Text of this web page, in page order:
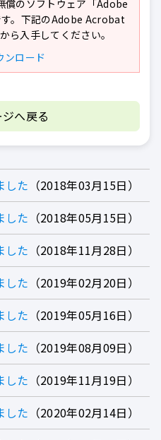
償のソフトウェア「Adobe
。下記のAdobe Acrobat
ら入手してください。
ロード
へ戻る
した
2018年03月15日
した
2018年05月15日
した
2018年11月28日
した
2019年02月20日
した
2019年05月16日
した
2019年08月09日
した
2019年11月19日
した
2020年02月14日